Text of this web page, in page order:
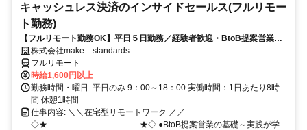
キャッシュレス決済のインサイドセールス(フルリモー
ト勤務)
【フルリモート勤務OK】平日５日勤務／経験者歓迎・BtoB提案営業で
スキルアップ
株式会社make standards
フルリモート
時給1,600円以上
勤務時間・曜日: 平日のみ 9：00～18：00 実働時間：1日あたり8時
間 休憩1時間
仕事内容: ＼＼在宅型リモートワーク ／／
◇★───────────────★◇ ●BtoB提案営業の基礎～実践が学